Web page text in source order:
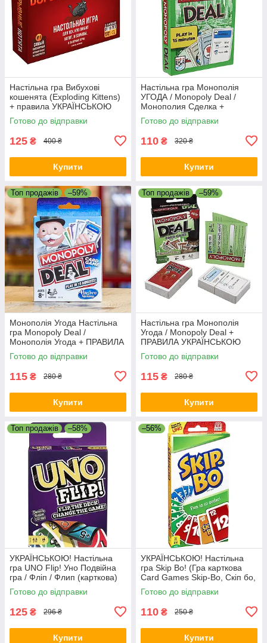
Настільна гра Вибухові
кошенята (Exploding Kittens)
+ правила УКРАЇНСЬКОЮ
Готово до відправки
125 ₴ 400 ₴
Купити
Настільна гра Монополія
УГОДА / Monopoly Deal /
Монополия Сделка +
ПРАВИЛА УКРАЇНСЬКОЮ
Готово до відправки
110 ₴ 320 ₴
Купити
Топ продажів –59%
Монополія Угода Настільна
гра Monopoly Deal /
Монополія Угода + ПРАВИЛА
УКРАЇНСЬКОЮ
Готово до відправки
115 ₴ 280 ₴
Купити
Топ продажів –59%
Настільна гра Монополія
Угода / Monopoly Deal +
ПРАВИЛА УКРАЇНСЬКОЮ
Готово до відправки
115 ₴ 280 ₴
Купити
Топ продажів –58%
УКРАЇНСЬКОЮ! Настільна
гра UNO Flip! Уно Подвійна
гра / Фліп / Флип (карткова)
Готово до відправки
125 ₴ 296 ₴
Купити
–56%
УКРАЇНСЬКОЮ! Настільна
гра Skip Bo! (Гра карткова
Card Games Skip-Bo, Скіп бо,
Скип бо)
Готово до відправки
110 ₴ 250 ₴
Купити